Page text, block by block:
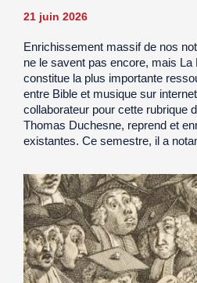
21 juin 2026
Enrichissement massif de nos
ne le savent pas encore, mais La
constitue la plus importante
entre Bible et musique sur
collaborateur pour cette rubrique
Thomas Duchesne, reprend et
existantes. Ce semestre, il a